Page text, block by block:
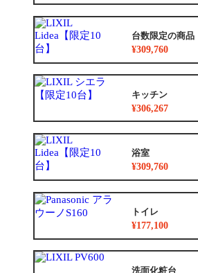
台数限定の商品
¥309,760
キッチン
¥306,267
浴室
¥309,760
トイレ
¥177,100
洗面化粧台